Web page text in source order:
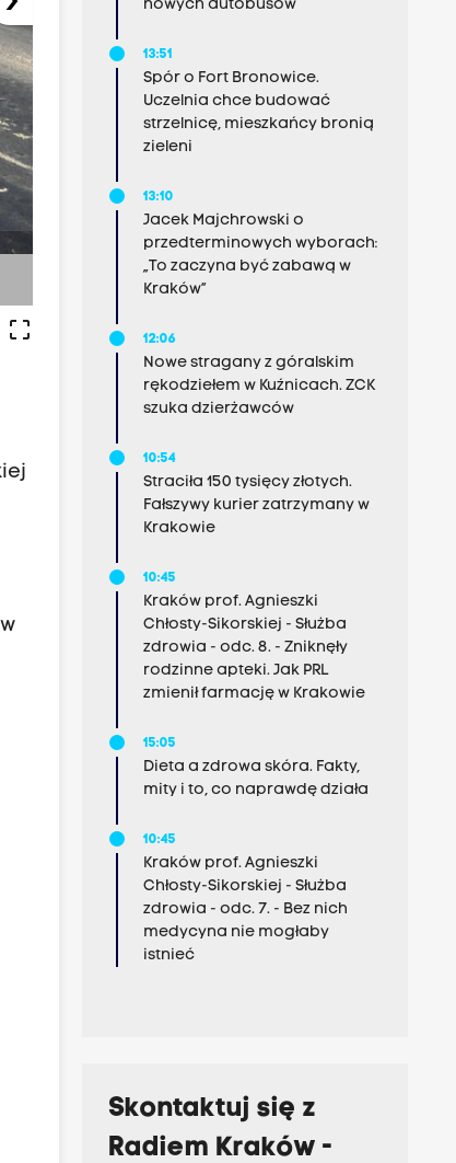
crop_free
nowych autobusów
13:51
Spór o Fort Bronowice.
Uczelnia chce budować
strzelnicę, mieszkańcy bronią
zieleni
13:10
Jacek Majchrowski o
przedterminowych wyborach:
„To zaczyna być zabawą w
Kraków”
12:06
Nowe stragany z góralskim
rękodziełem w Kuźnicach. ZCK
szuka dzierżawców
10:54
Straciła 150 tysięcy złotych.
Fałszywy kurier zatrzymany w
Krakowie
10:45
Kraków prof. Agnieszki
Chłosty-Sikorskiej - Służba
zdrowia - odc. 8. - Zniknęły
rodzinne apteki. Jak PRL
zmienił farmację w Krakowie
15:05
Dieta a zdrowa skóra. Fakty,
mity i to, co naprawdę działa
10:45
Kraków prof. Agnieszki
Chłosty-Sikorskiej - Służba
zdrowia - odc. 7. - Bez nich
medycyna nie mogłaby
istnieć
Skontaktuj się z
Radiem Kraków -